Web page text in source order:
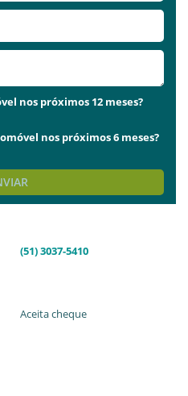
nos próximos 12 meses?
nos próximos 6 meses?
(51) 3037-5410
Aceita cheque